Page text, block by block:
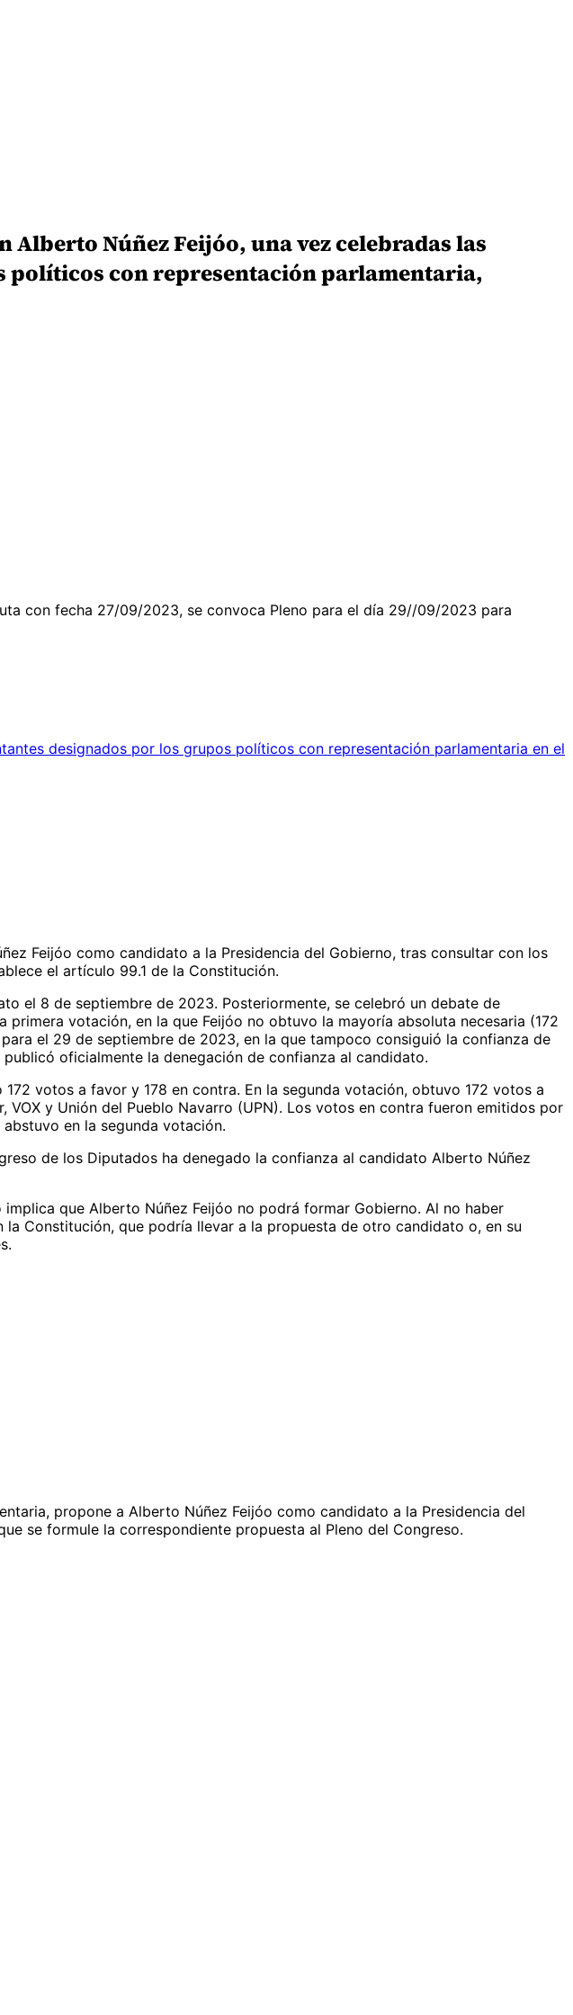
Núñez Feijóo, una vez celebradas las
políticos con representación parlamentaria,
con fecha 27/09/2023, se convoca Pleno para el día 29//09/2023 para
designados por los grupos políticos con representación parlamentaria en el
Feijóo como candidato a la Presidencia del Gobierno, tras consultar con los
el artículo 99.1 de la Constitución.
el 8 de septiembre de 2023. Posteriormente, se celebró un debate de
votación, en la que Feijóo no obtuvo la mayoría absoluta necesaria (172
el 29 de septiembre de 2023, en la que tampoco consiguió la confianza de
oficialmente la denegación de confianza al candidato.
votos a favor y 178 en contra. En la segunda votación, obtuvo 172 votos a
y Unión del Pueblo Navarro (UPN). Los votos en contra fueron emitidos por
abstuvo en la segunda votación.
de los Diputados ha denegado la confianza al candidato Alberto Núñez
implica que Alberto Núñez Feijóo no podrá formar Gobierno. Al no haber
Constitución, que podría llevar a la propuesta de otro candidato o, en su
propone a Alberto Núñez Feijóo como candidato a la Presidencia del
se formule la correspondiente propuesta al Pleno del Congreso.